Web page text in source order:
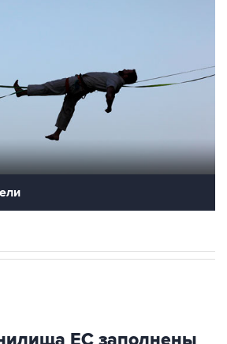
ЕС заполнены
среднего за 5 лет